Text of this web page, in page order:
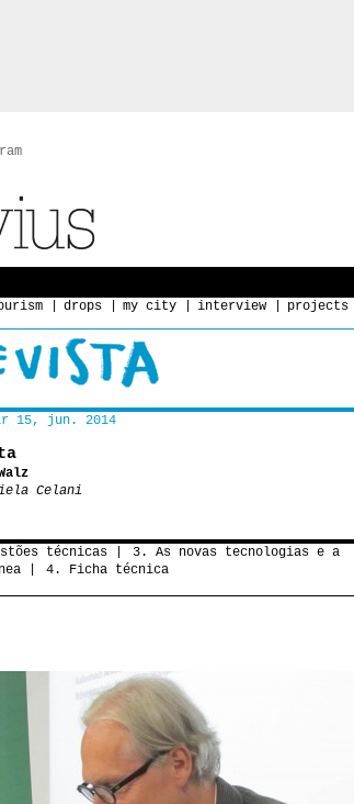
drops my city interview projects
15, jun. 2014
Celani
técnicas
3. As novas tecnologias e a
4. Ficha técnica